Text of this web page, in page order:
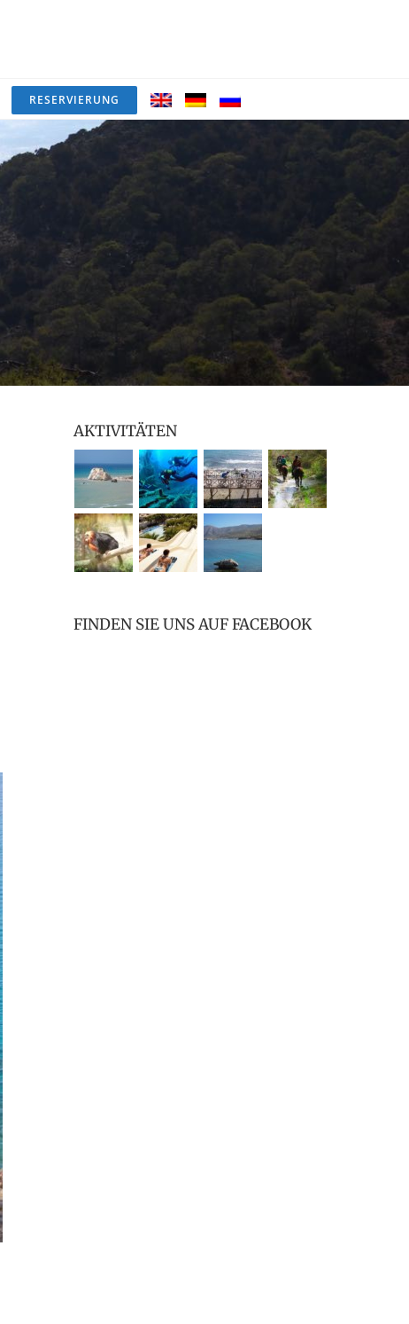
RESERVIERUNG
AKTIVITÄTEN
FINDEN SIE UNS AUF FACEBOOK